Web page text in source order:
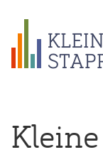
Overslaan